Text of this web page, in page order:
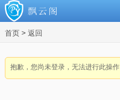
首页 > 返回
抱歉，您尚未登录，无法进行此操作